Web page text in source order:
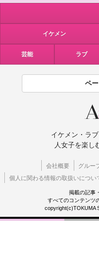
イケメン
芸能 ラブ
ペ
イケメン・ラ
人女子を楽し
会社概要
グルー
個人に関わる情報の取扱いについ
掲載の記事
すべてのコンテンツ
copyright(c)TOKUMA